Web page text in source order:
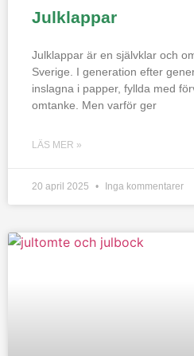
Julklappar
Julklappar är en självklar och
Sverige. I generation efter
inslagna i papper, fyllda med
omtanke. Men varför ger
LÄS MER »
20 april 2025 Inga kommentarer